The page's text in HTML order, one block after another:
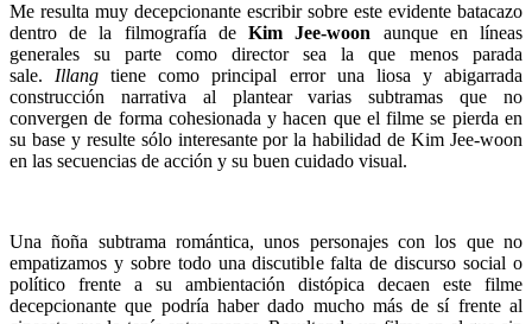
Me resulta muy decepcionante escribir sobre este evidente batacazo
dentro de la filmografía deKim Jee-woon aunque en líneas
generales su parte como director sea la que menos parada
sale.Illangtiene como principal error una liosa y abigarrada
construcción narrativa al plantear varias subtramas que no
convergen de forma cohesionada y hacen que el filme se pierda en
su base y resulte sólo interesante por la habilidad de Kim Jee-woon
en las secuencias de acción y su buen cuidado visual.
Una ñoña subtrama romántica, unos personajes con los que no
empatizamos y sobre todo una discutible falta de discurso social o
político frente a su ambientación distópica decaen este filme
decepcionante que podría haber dado mucho más de sí frente al